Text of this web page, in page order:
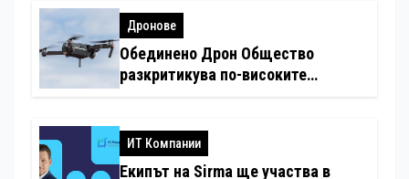
Дронове
Обединено Дрон Общество
разкритикува по-високите
ИТ Компании
Екипът на Sirma ще участва в